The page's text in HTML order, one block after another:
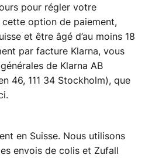
pour régler votre
option de paiement,
et être âgé d’au moins 18
par facture Klarna, vous
de Klarna AB
46, 111 34 Stockholm), que
en Suisse. Nous utilisons
envois de colis et Zufall